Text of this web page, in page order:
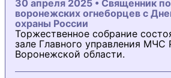
30 апреля 2025 • Священник
воронежских огнеборцев с
охраны России
Торжественное собрание
зале Главного управления МЧС
Воронежской области.